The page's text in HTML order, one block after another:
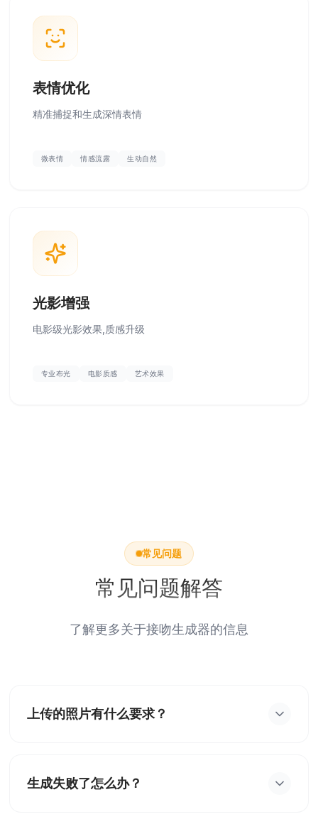
表情优化
精准捕捉和生成深情表情
微表情 情感流露 生动自然
光影增强
电影级光影效果,质感升级
专业布光 电影质感 艺术效果
常见问题
常见问题解答
了解更多关于接吻生成器的信息
上传的照片有什么要求？
生成失败了怎么办？